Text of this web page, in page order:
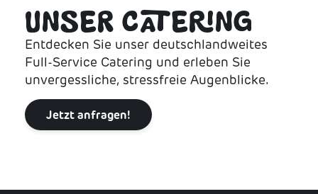
UNSER CATERING
Entdecken Sie unser deutschlandweites
Full-Service Catering und erleben Sie
unvergessliche, stressfreie Augenblicke.
Jetzt anfragen!